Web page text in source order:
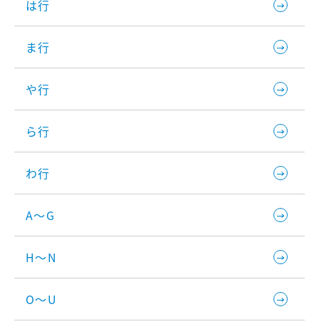
は行
ま行
や行
ら行
わ行
A～G
H～N
O～U